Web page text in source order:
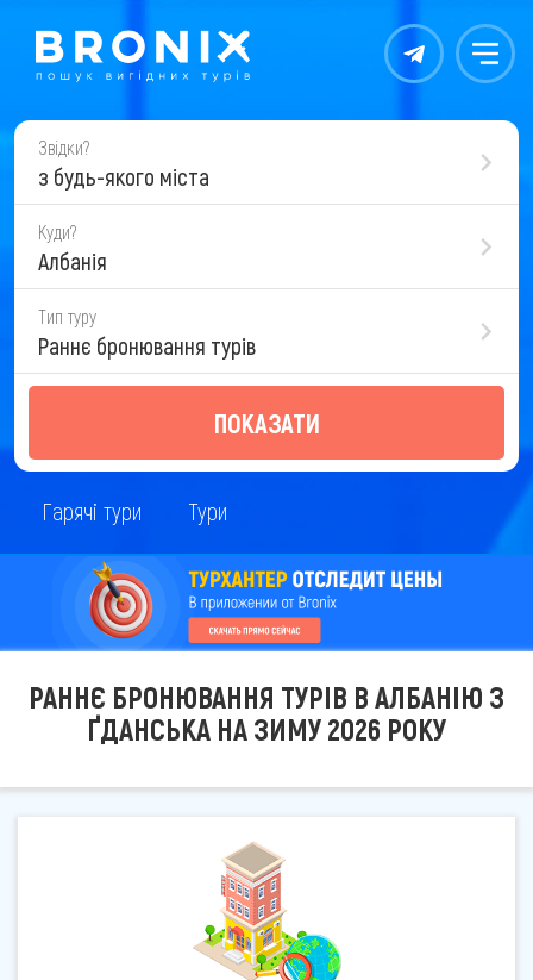
Контакты Меню
Звідки?
з будь-якого міста
Куди?
Албанія
Тип туру
Раннє бронювання турів
ПОКАЗАТИ
Гарячі тури Тури
РАННЄ БРОНЮВАННЯ ТУРІВ В АЛБАНІЮ З
ҐДАНСЬКА НА ЗИМУ 2026 РОКУ